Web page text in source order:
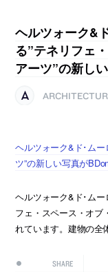
ヘルツォーク&
る”テネリフェ
アーツ”の新し
ヘルツォーク&ド･ム
ツ”の新しい写真が
ヘルツォーク&ド･ムー
フェ・スペース・オブ
れています。建物の全
SHARE